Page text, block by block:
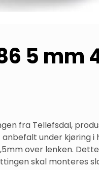
5 mm
fra Tellefsdal,
under kjøring
over lenken.
skal monteres